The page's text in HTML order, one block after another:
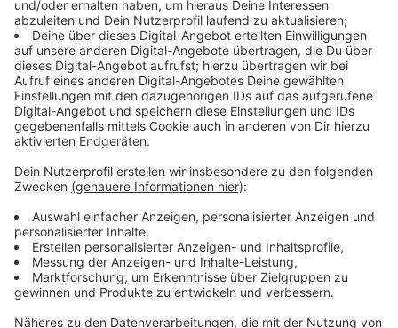
Immer auf dem Laufenden
bleiben!
Verpass' nichts mehr - mit unserem kostenlosen
ANTENNE BAYERN Newsletter. Ob Nachrichten,
Lifestyle oder unsere neuesten Aktionen - wir
informieren dich.
Zum Newsletter anmelden